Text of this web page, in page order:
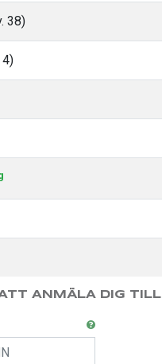
38)
4)
ANMÄLA DIG TILL